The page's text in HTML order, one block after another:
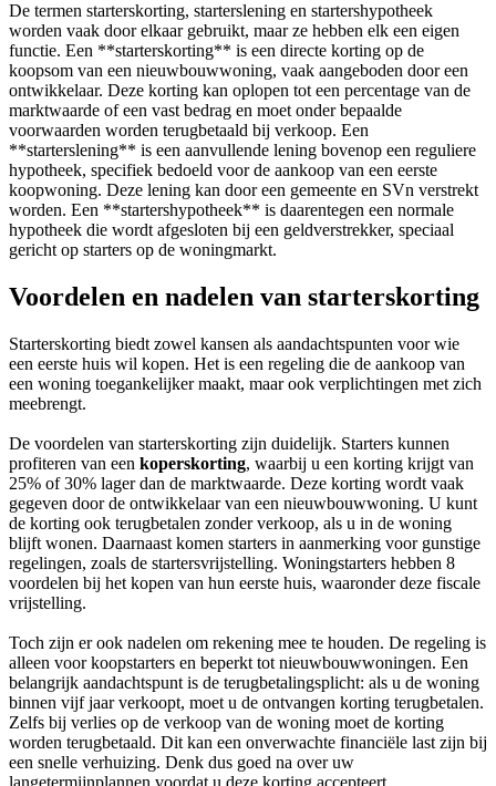
De termen starterskorting, starterslening en startershypotheek
worden vaak door elkaar gebruikt, maar ze hebben elk een eigen
functie. Een **starterskorting** is een directe korting op de
koopsom van een nieuwbouwwoning, vaak aangeboden door een
ontwikkelaar. Deze korting kan oplopen tot een percentage van de
marktwaarde of een vast bedrag en moet onder bepaalde
voorwaarden worden terugbetaald bij verkoop. Een
**starterslening** is een aanvullende lening bovenop een reguliere
hypotheek, specifiek bedoeld voor de aankoop van een eerste
koopwoning. Deze lening kan door een gemeente en SVn verstrekt
worden. Een **startershypotheek** is daarentegen een normale
hypotheek die wordt afgesloten bij een geldverstrekker, speciaal
gericht op starters op de woningmarkt.
Voordelen en nadelen van starterskorting
Starterskorting biedt zowel kansen als aandachtspunten voor wie
een eerste huis wil kopen. Het is een regeling die de aankoop van
een woning toegankelijker maakt, maar ook verplichtingen met zich
meebrengt.
De voordelen van starterskorting zijn duidelijk. Starters kunnen
profiteren van een koperskorting, waarbij u een korting krijgt van
25% of 30% lager dan de marktwaarde. Deze korting wordt vaak
gegeven door de ontwikkelaar van een nieuwbouwwoning. U kunt
de korting ook terugbetalen zonder verkoop, als u in de woning
blijft wonen. Daarnaast komen starters in aanmerking voor gunstige
regelingen, zoals de startersvrijstelling. Woningstarters hebben 8
voordelen bij het kopen van hun eerste huis, waaronder deze fiscale
vrijstelling.
Toch zijn er ook nadelen om rekening mee te houden. De regeling is
alleen voor koopstarters en beperkt tot nieuwbouwwoningen. Een
belangrijk aandachtspunt is de terugbetalingsplicht: als u de woning
binnen vijf jaar verkoopt, moet u de ontvangen korting terugbetalen.
Zelfs bij verlies op de verkoop van de woning moet de korting
worden terugbetaald. Dit kan een onverwachte financiële last zijn bij
een snelle verhuizing. Denk dus goed na over uw
langetermijnplannen voordat u deze korting accepteert.